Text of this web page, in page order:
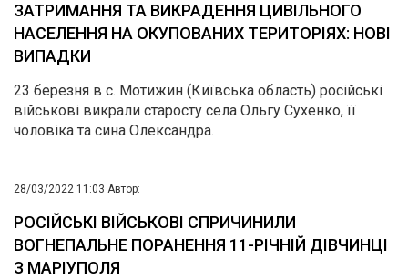
ЗАТРИМАННЯ ТА ВИКРАДЕННЯ ЦИВІЛЬНОГО
НАСЕЛЕННЯ НА ОКУПОВАНИХ ТЕРИТОРІЯХ: НОВІ
ВИПАДКИ
23 березня в с. Мотижин (Київська область) російські
військові викрали старосту села Ольгу Сухенко, її
чоловіка та сина Олександра.
28/03/2022 11:03 Автор:
РОСІЙСЬКІ ВІЙСЬКОВІ СПРИЧИНИЛИ
ВОГНЕПАЛЬНЕ ПОРАНЕННЯ 11-РІЧНІЙ ДІВЧИНЦІ
З МАРІУПОЛЯ